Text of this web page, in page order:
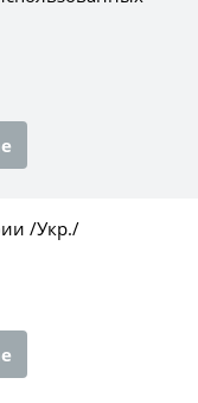
/Укр./